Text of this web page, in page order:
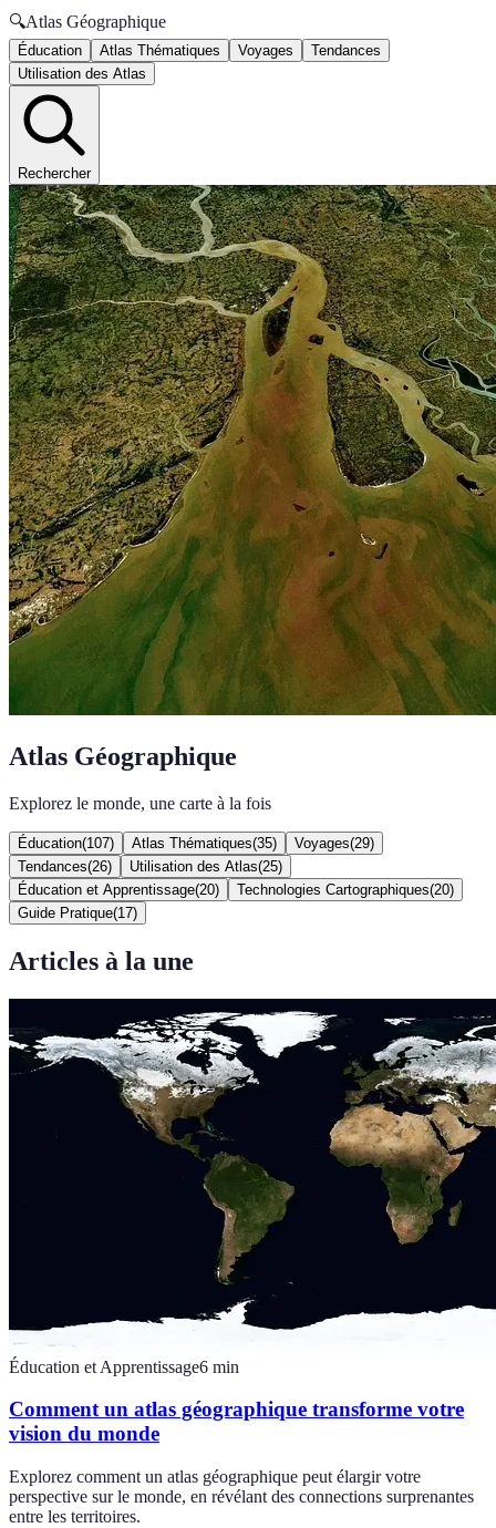
🔍Atlas Géographique
Éducation Atlas Thématiques Voyages
Tendances
Utilisation des Atlas
Rechercher
Atlas Géographique
Explorez le monde, une carte à la fois
Éducation(107) Atlas Thématiques(35) Voyages(29)
Tendances(26) Utilisation des Atlas(25)
Éducation et Apprentissage(20) Technologies Cartographiques(20)
Guide Pratique(17)
Articles à la une
Éducation et Apprentissage6 min
Comment un atlas géographique transforme votre
vision du monde
Explorez comment un atlas géographique peut élargir votre
perspective sur le monde, en révélant des connections surprenantes
entre les territoires.